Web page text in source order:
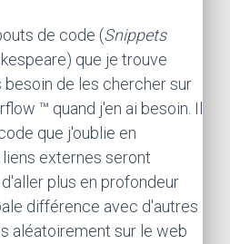
de code (Snippets
que je trouve
besoin de les chercher sur
™ quand j'en ai besoin. Il
que j'oublie en
externes seront
plus en profondeur
différence avec d'autres
aléatoirement sur le web